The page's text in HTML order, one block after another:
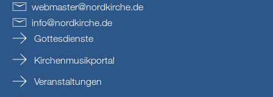
webmaster@nordkirche.de
info@nordkirche.de
Gottesdienste
Kirchenmusikportal
Veranstaltungen